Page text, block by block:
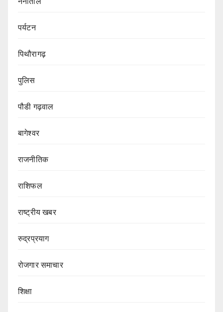
पर्यटन
पिथौरागढ़
पुलिस
पौडी गढ़वाल
बागेश्वर
राजनीतिक
राशिफल
राष्ट्रीय खबर
रुद्रप्रयाग
रोजगार समाचार
शिक्षा